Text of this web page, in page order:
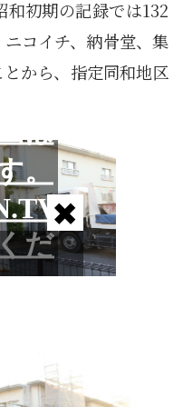
初期の記録では132
コイチ、納骨堂、集
から、指定同和地区